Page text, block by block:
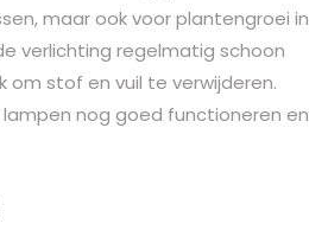
maar ook voor plantengroei in
verlichting regelmatig schoon
stof en vuil te verwijderen.
nog goed functioneren en